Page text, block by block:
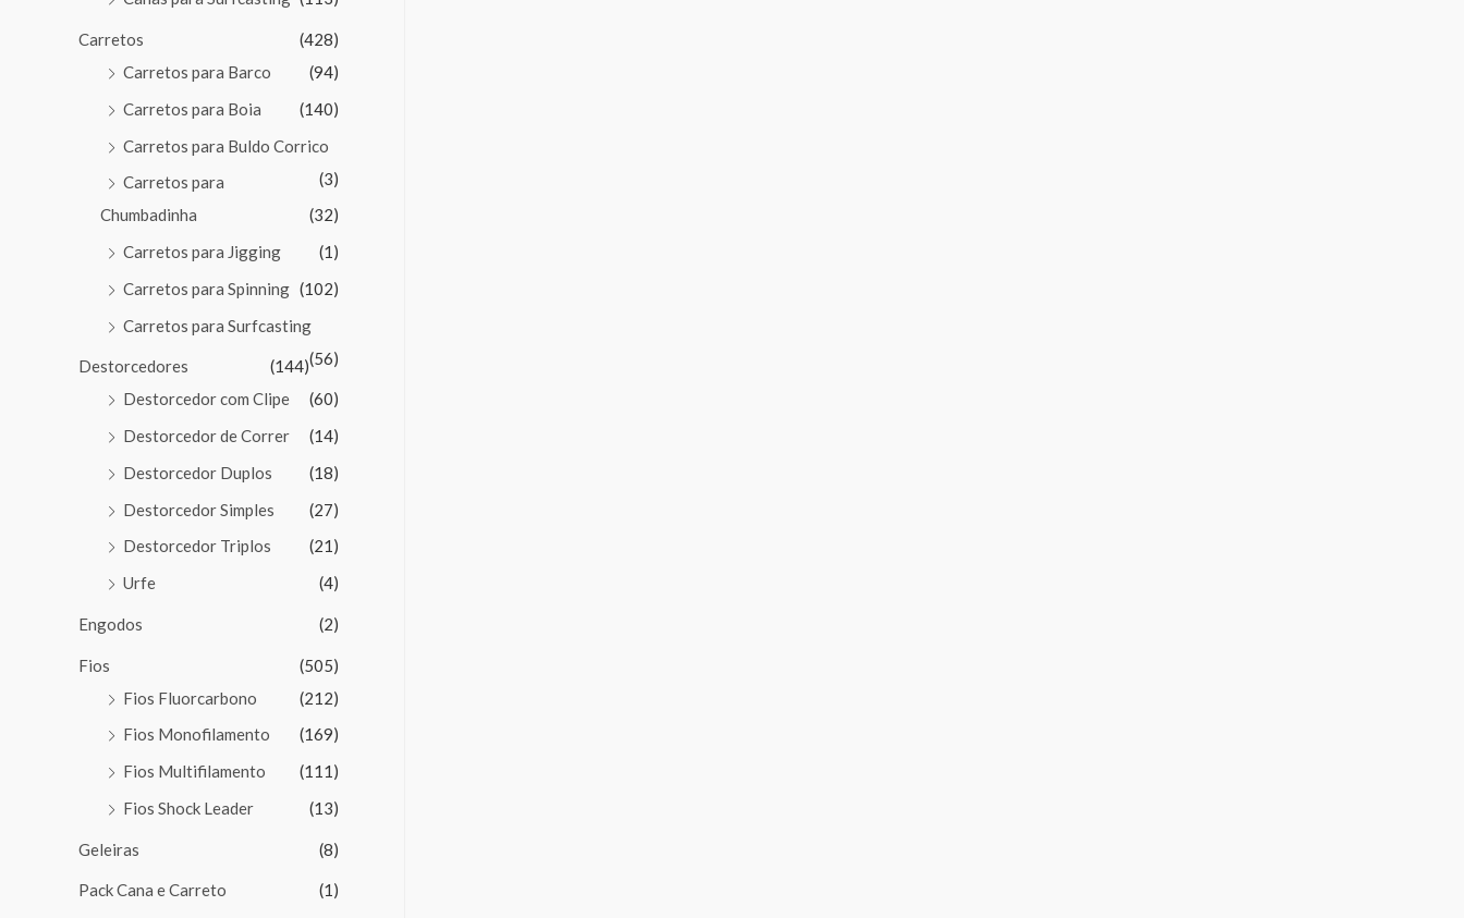
Carretos
(428)
Carretos para Barco
(94)
Carretos para Boia
(140)
Carretos para Buldo Corrico
(3)
Carretos para
Chumbadinha
(32)
Carretos para Jigging
(1)
Carretos para Spinning (102)
Carretos para Surfcasting
(56)
Destorcedores
(144)
Destorcedor com Clipe
(60)
Destorcedor de Correr
(14)
Destorcedor Duplos
(18)
Destorcedor Simples
(27)
Destorcedor Triplos
(21)
Urfe
(4)
Engodos (2)
Fios
(505)
Fios Fluorcarbono
(212)
Fios Monofilamento
(169)
Fios Multifilamento
(111)
Fios Shock Leader
(13)
Geleiras (8)
Pack Cana e Carreto (1)